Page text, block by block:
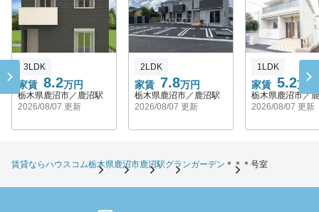
家賃 8.2万円
3LDK
栃木県鹿沼市／鹿沼駅
2026/08/07 更新
家賃 7.8万円
2LDK
栃木県鹿沼市／鹿沼駅
2026/08/07 更新
家賃 5.2万円
1LDK
栃木県鹿沼市／
2026/08/07 更新
賃貸ならハウスコム栃木県鹿沼市鹿沼駅グランガーデン ＊＊＊号室